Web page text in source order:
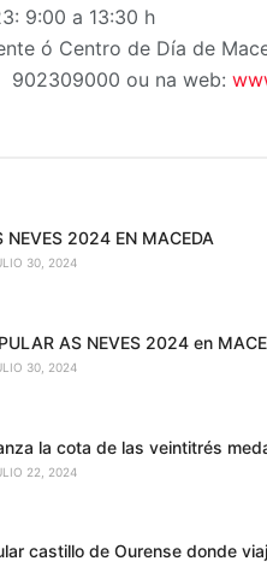
9:00 a 13:30 h
ó Centro de Día de
902309000 ou na web:
NEVES 2024 EN MACEDA
30, 2024
AS NEVES 2024 en
30, 2024
la cota de las veintitrés
22, 2024
castillo de Ourense donde